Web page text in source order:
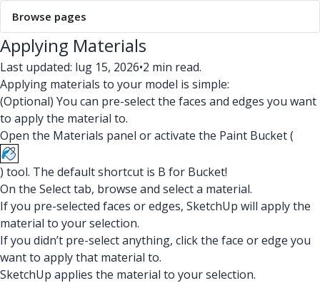
Browse pages
Applying Materials
Last updated: lug 15, 2026•2 min read.
Applying materials to your model is simple:
(Optional) You can pre-select the faces and edges you want
to apply the material to.
Open the Materials panel or activate the Paint Bucket (
) tool. The default shortcut is B for Bucket!
On the Select tab, browse and select a material.
If you pre-selected faces or edges, SketchUp will apply the
material to your selection.
If you didn’t pre-select anything, click the face or edge you
want to apply that material to.
SketchUp applies the material to your selection.